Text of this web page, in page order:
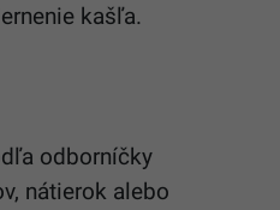
kašľa.
odborníčky
nátierok alebo